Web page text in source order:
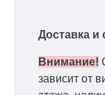
Доставка и
Внимание!
зависит от